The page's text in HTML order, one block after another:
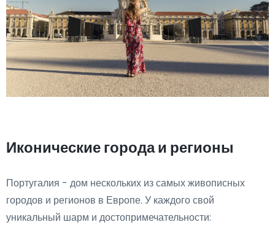
Иконические города и регионы
Португалия - дом нескольких из самых живописных
городов и регионов в Европе. У каждого свой
уникальный шарм и достопримечательности: